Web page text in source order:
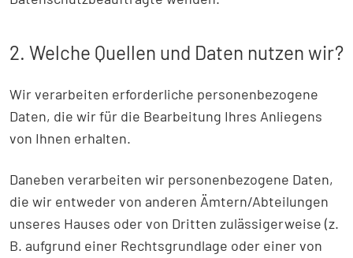
2. Welche Quellen und Daten nutzen wir?
Wir verarbeiten erforderliche personenbezogene
Daten, die wir für die Bearbeitung Ihres Anliegens
von Ihnen erhalten.
Daneben verarbeiten wir personenbezogene Daten,
die wir entweder von anderen Ämtern/Abteilungen
unseres Hauses oder von Dritten zulässigerweise (z.
B. aufgrund einer Rechtsgrundlage oder einer von